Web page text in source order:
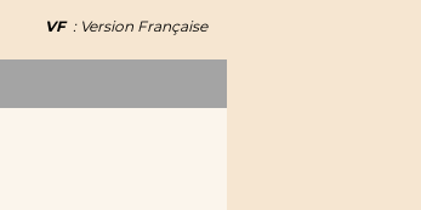
VF : Version Française